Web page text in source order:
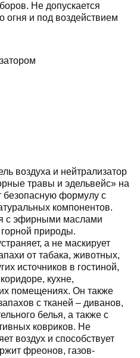
Не допускается
огня и под воздействием
воздуха и нейтрализатор
травы и эдельвейс» на
безопасную формулу с
компонентов.
с эфирными маслами
горной природы.
а не маскирует
от табака, животных,
источников в гостиной,
кухне,
помещениях. Он также
с тканей – диванов,
белья, а также с
ковриков. Не
воздух и способствует
фреонов, газов-